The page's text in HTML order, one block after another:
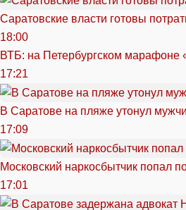
Саратовские власти готовы
18:00
ВТБ: на Петербургском марафоне
17:21
В Саратове на пляже утонул
17:09
Московский наркосбытчик попал
17:01